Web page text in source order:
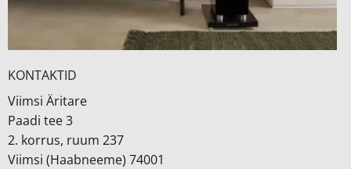
KONTAKTID
Viimsi Äritare
Paadi tee 3
2. korrus, ruum 237
Viimsi (Haabneeme) 74001